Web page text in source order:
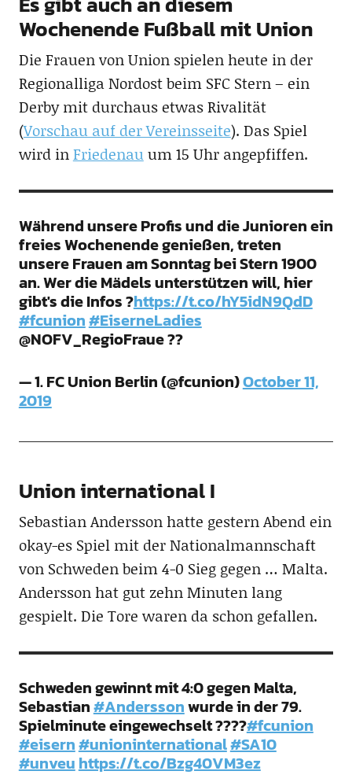
Wochenende Fußball mit Union
Die Frauen von Union spielen heute in der
Regionalliga Nordost beim SFC Stern – ein
Derby mit durchaus etwas Rivalität
(Vorschau auf der Vereinsseite). Das Spiel
wird inFriedenauum 15 Uhr angepfiffen.
Während unsere Profis und die Junioren ein
freies Wochenende genießen, treten
unsere Frauen am Sonntag bei Stern 1900
an. Wer die Mädels unterstützen will, hier
gibt's die Infos ?https://t.co/hY5idN9QdD
#fcunion#EiserneLadies
@NOFV_RegioFraue ??
— 1. FC Union Berlin (@fcunion)October 11,
2019
Union international I
Sebastian Andersson hatte gestern Abend ein
okay-es Spiel mit der Nationalmannschaft
von Schweden beim 4-0 Sieg gegen … Malta.
Andersson hat gut zehn Minuten lang
gespielt. Die Tore waren da schon gefallen.
Schweden gewinnt mit 4:0 gegen Malta,
Sebastian#Anderssonwurde in der 79.
Spielminute eingewechselt ????#fcunion
#eisern#unioninternational#SA10
#unveu https://t.co/Bzg40VM3ez